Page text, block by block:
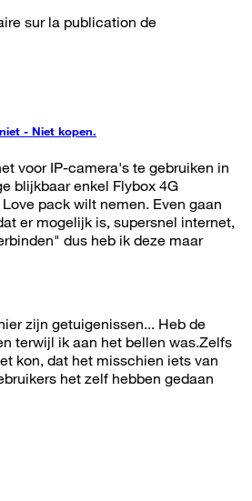
sur la publication de
- Niet kopen.
voor IP-camera's te gebruiken in
blijkbaar enkel Flybox 4G
pack wilt nemen. Even gaan
er mogelijk is, supersnel internet,
dus heb ik deze maar
zijn getuigenissen... Heb de
terwijl ik aan het bellen was.Zelfs
kon, dat het misschien iets van
het zelf hebben gedaan